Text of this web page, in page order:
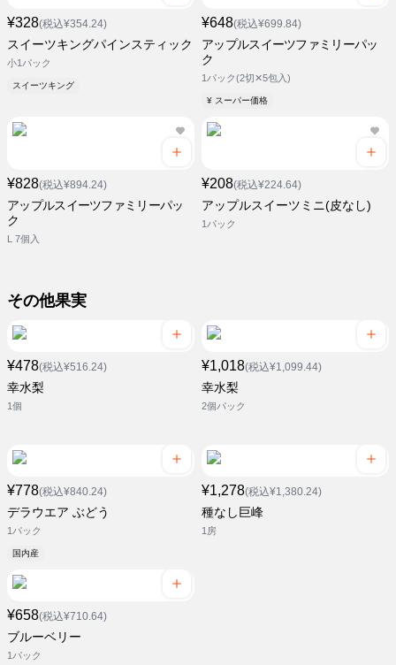
¥328(税込¥354.24)
スイーツキングパインスティック
小1パック
スイーツキング
¥648(税込¥699.84)
アップルスイーツファミリーパッ
ク
1パック(2切✕5包入)
¥ スーパー価格
¥828(税込¥894.24)
アップルスイーツファミリーパッ
ク
L 7個入
¥208(税込¥224.64)
アップルスイーツミニ(皮なし)
1パック
その他果実
¥478(税込¥516.24)
幸水梨
1個
¥1,018(税込¥1,099.44)
幸水梨
2個パック
¥778(税込¥840.24)
デラウエア ぶどう
1パック
国内産
¥1,278(税込¥1,380.24)
種なし巨峰
1房
¥658(税込¥710.64)
ブルーベリー
1パック